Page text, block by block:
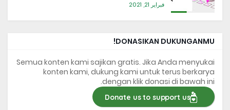
فبراير 21, 2021
DONASIKAN DUKUNGANMU!
Semua konten kami sajikan gratis. Jika Anda menyukai
konten kami, dukung kami untuk terus berkarya
dengan klik donasi di bawah ini.
Donate us to support us